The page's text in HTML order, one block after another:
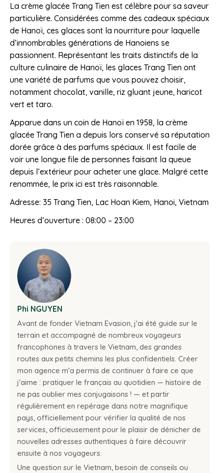
La crème glacée Trang Tien est célèbre pour sa saveur
particulière. Considérées comme des cadeaux spéciaux
de Hanoï, ces glaces sont la nourriture pour laquelle
d’innombrables générations de Hanoiens se
passionnent. Représentant les traits distinctifs de la
culture culinaire de Hanoï, les glaces Trang Tien ont
une variété de parfums que vous pouvez choisir,
notamment chocolat, vanille, riz gluant jeune, haricot
vert et taro.
Apparue dans un coin de Hanoï en 1958, la crème
glacée Trang Tien a depuis lors conservé sa réputation
dorée grâce à des parfums spéciaux. Il est facile de
voir une longue file de personnes faisant la queue
depuis l’extérieur pour acheter une glace. Malgré cette
renommée, le prix ici est très raisonnable.
Adresse: 35 Trang Tien, Lac Hoan Kiem, Hanoi, Vietnam
Heures d’ouverture : 08:00 – 23:00
Phi NGUYEN
Avant de fonder Vietnam Evasion, j'ai été guide sur le
terrain et accompagné de nombreux voyageurs
francophones à travers le Vietnam, des grandes
routes aux petits chemins les plus confidentiels. Créer
mon agence m'a permis de continuer à faire ce que
j'aime : pratiquer le français au quotidien — histoire de
ne pas oublier mes conjugaisons ! — et partir
régulièrement en repérage dans notre magnifique
pays, officiellement pour vérifier la qualité de nos
services, officieusement pour le plaisir de dénicher de
nouvelles adresses authentiques à faire découvrir
ensuite à nos voyageurs.
Une question sur le Vietnam, besoin de conseils ou